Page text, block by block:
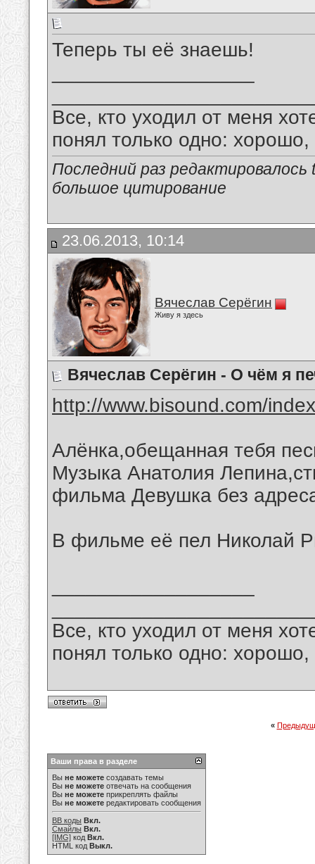
Теперь ты её знаешь!
Все, кто уходил от меня
понял только одно:
Последний раз
большое цитирование
23.06.2013, 10:14
Вячеслав Серёгин
Живу я здесь
Вячеслав Серёгин - О чём я
http://www.bisound.com/
Алёнка,обещанная тебя
Музыка Анатолия
фильма Девушка без
В фильме её пел Николай
Все, кто уходил от меня
понял только одно:
«
Ваши права в разделе
Вы не можете создавать темы
Вы не можете отвечать на сообщения
Вы не можете прикреплять файлы
Вы не можете редактировать сообщения
BB коды Вкл.
Смайлы Вкл.
[IMG] код Вкл.
HTML код Выкл.